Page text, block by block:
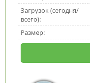
Загрузок (сегодня/
всего):
Размер: